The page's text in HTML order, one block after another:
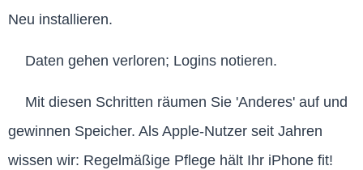
Neu installieren.
Daten gehen verloren; Logins notieren.
Mit diesen Schritten räumen Sie 'Anderes' auf und
gewinnen Speicher. Als Apple-Nutzer seit Jahren
wissen wir: Regelmäßige Pflege hält Ihr iPhone fit!